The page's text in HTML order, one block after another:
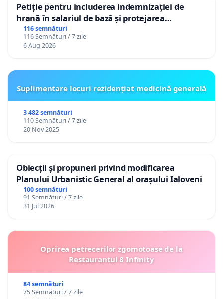
Petiție pentru includerea indemnizației de
hrană în salariul de bază și protejarea
gradațiilor de vechime pentru asistenții
personali
116 semnături
116 Semnături / 7 zile
6 Aug 2026
Suplimentare locuri rezidențiat medicină generală
3 482 semnături
110 Semnături / 7 zile
20 Nov 2025
Obiecții și propuneri privind modificarea
Planului Urbanistic General al orașului Ialoveni
100 semnături
91 Semnături / 7 zile
31 Jul 2026
Oprirea petrecerilor zgomotoase de la
Restaurantul 8 Infinity
84 semnături
75 Semnături / 7 zile